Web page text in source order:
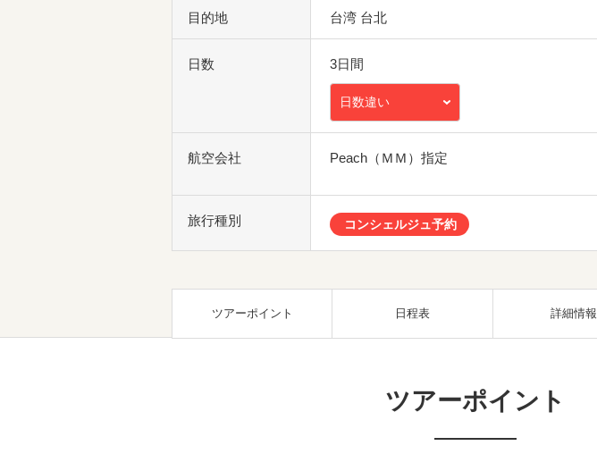
目的地 台湾 台北
日数 3日間
日数違い
航空会社 Peach（ＭＭ）指定
旅行種別 コンシェルジュ予約
ツアーポイント 日程表 詳細情報
ツアーポイント